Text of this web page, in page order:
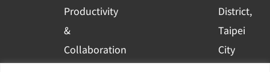
Productivity
&
Collaboration
District,
Taipei
City